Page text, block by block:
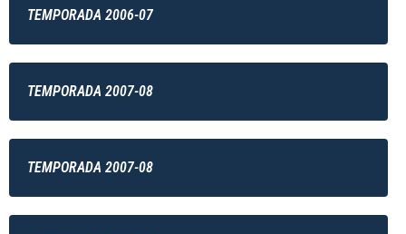
TEMPORADA 2006-07
TEMPORADA 2007-08
TEMPORADA 2007-08